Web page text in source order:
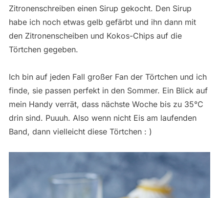
Zitronenschreiben einen Sirup gekocht. Den Sirup
habe ich noch etwas gelb gefärbt und ihn dann mit
den Zitronenscheiben und Kokos-Chips auf die
Törtchen gegeben.
Ich bin auf jeden Fall großer Fan der Törtchen und ich
finde, sie passen perfekt in den Sommer. Ein Blick auf
mein Handy verrät, dass nächste Woche bis zu 35°C
drin sind. Puuuh. Also wenn nicht Eis am laufenden
Band, dann vielleicht diese Törtchen : )